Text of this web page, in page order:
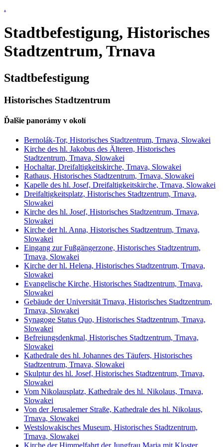
.
Stadtbefestigung, Historisches
Stadtzentrum, Trnava
Stadtbefestigung
Historisches Stadtzentrum
Ďalšie panorámy v okolí
Bernolák-Tor, Historisches Stadtzentrum, Trnava, Slowakei
Kirche des hl. Jakobus des Älteren, Historisches
Stadtzentrum, Trnava, Slowakei
Hochaltar, Dreifaltigkeitskirche, Trnava, Slowakei
Rathaus, Historisches Stadtzentrum, Trnava, Slowakei
Kapelle des hl. Josef, Dreifaltigkeitskirche, Trnava, Slowakei
Dreifaltigkeitsplatz, Historisches Stadtzentrum, Trnava,
Slowakei
Kirche des hl. Josef, Historisches Stadtzentrum, Trnava,
Slowakei
Kirche der hl. Anna, Historisches Stadtzentrum, Trnava,
Slowakei
Eingang zur Fußgängerzone, Historisches Stadtzentrum,
Trnava, Slowakei
Kirche der hl. Helena, Historisches Stadtzentrum, Trnava,
Slowakei
Evangelische Kirche, Historisches Stadtzentrum, Trnava,
Slowakei
Gebäude der Universität Trnava, Historisches Stadtzentrum,
Trnava, Slowakei
Synagoge Status Quo, Historisches Stadtzentrum, Trnava,
Slowakei
Befreiungsdenkmal, Historisches Stadtzentrum, Trnava,
Slowakei
Kathedrale des hl. Johannes des Täufers, Historisches
Stadtzentrum, Trnava, Slowakei
Skulptur des hl. Josef, Historisches Stadtzentrum, Trnava,
Slowakei
Vom Nikolausplatz, Kathedrale des hl. Nikolaus, Trnava,
Slowakei
Von der Jerusalemer Straße, Kathedrale des hl. Nikolaus,
Trnava, Slowakei
Westslowakisches Museum, Historisches Stadtzentrum,
Trnava, Slowakei